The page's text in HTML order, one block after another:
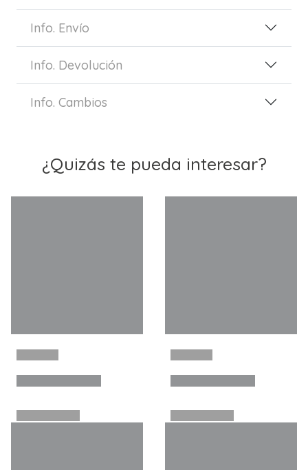
Info. Envío
Info. Devolución
Info. Cambios
¿Quizás te pueda interesar?